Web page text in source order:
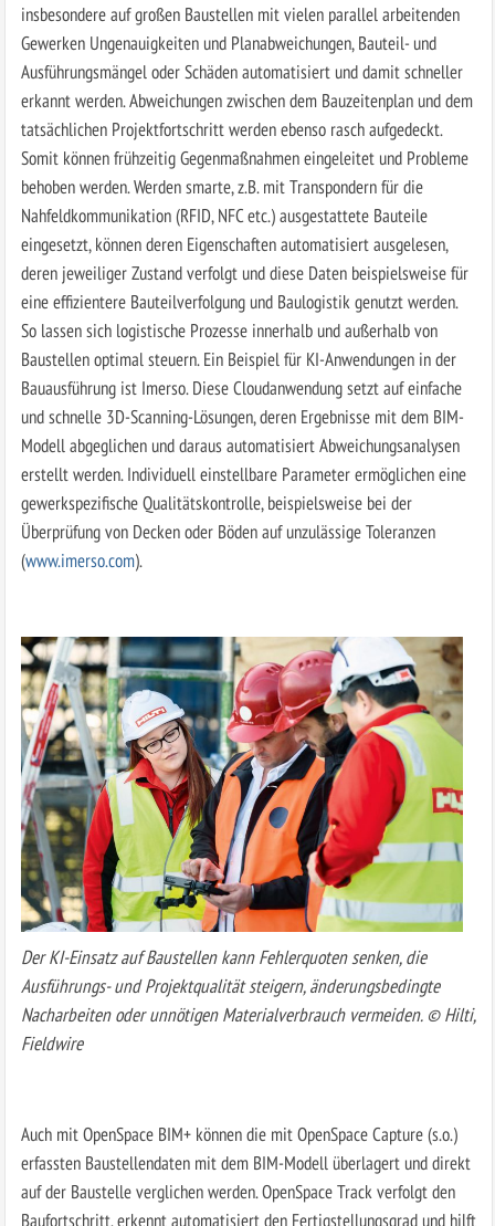
insbesondere auf großen Baustellen mit vielen parallel arbeitenden
Gewerken Ungenauigkeiten und Planabweichungen, Bauteil- und
Ausführungsmängel oder Schäden automatisiert und damit schneller
erkannt werden. Abweichungen zwischen dem Bauzeitenplan und dem
tatsächlichen Projektfortschritt werden ebenso rasch aufgedeckt.
Somit können frühzeitig Gegenmaßnahmen eingeleitet und Probleme
behoben werden. Werden smarte, z.B. mit Transpondern für die
Nahfeldkommunikation (RFID, NFC etc.) ausgestattete Bauteile
eingesetzt, können deren Eigenschaften automatisiert ausgelesen,
deren jeweiliger Zustand verfolgt und diese Daten beispielsweise für
eine effizientere Bauteilverfolgung und Baulogistik genutzt werden.
So lassen sich logistische Prozesse innerhalb und außerhalb von
Baustellen optimal steuern. Ein Beispiel für KI-Anwendungen in der
Bauausführung ist Imerso. Diese Cloudanwendung setzt auf einfache
und schnelle 3D-Scanning-Lösungen, deren Ergebnisse mit dem BIM-
Modell abgeglichen und daraus automatisiert Abweichungsanalysen
erstellt werden. Individuell einstellbare Parameter ermöglichen eine
gewerkspezifische Qualitätskontrolle, beispielsweise bei der
Überprüfung von Decken oder Böden auf unzulässige Toleranzen
(www.imerso.com).
Der KI-Einsatz auf Baustellen kann Fehlerquoten senken, die
Ausführungs- und Projektqualität steigern, änderungsbedingte
Nacharbeiten oder unnötigen Materialverbrauch vermeiden. © Hilti,
Fieldwire
Auch mit OpenSpace BIM+ können die mit OpenSpace Capture (s.o.)
erfassten Baustellendaten mit dem BIM-Modell überlagert und direkt
auf der Baustelle verglichen werden. OpenSpace Track verfolgt den
Baufortschritt, erkennt automatisiert den Fertigstellungsgrad und hilft